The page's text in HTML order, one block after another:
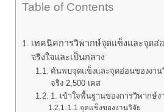
Table of Contents
เทคนิคการวิพากษ์จุดแข็งและจุดอ่
จริงใจและเป็นกลาง
ค้นพบจุดแข็งและจุดอ่อนของงา
จริง 2,500 เคส
1. เข้าใจพื้นฐานของการวิพากษ์ง
1.1 จุดแข็งของงานวิจัย